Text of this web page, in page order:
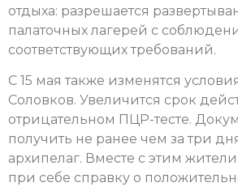
отдыха: разрешается
палаточных лагерей с
соответствующих требований.
С 15 мая также изменятся
Соловков. Увеличится срок
отрицательном ПЦР-тесте.
получить не ранее чем за три
архипелаг. Вместе с этим
при себе справку о